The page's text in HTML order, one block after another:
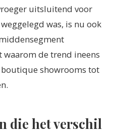
uitsluitend voor
was, is nu ook
waarom de trend ineens
boutique showrooms tot
die het verschil